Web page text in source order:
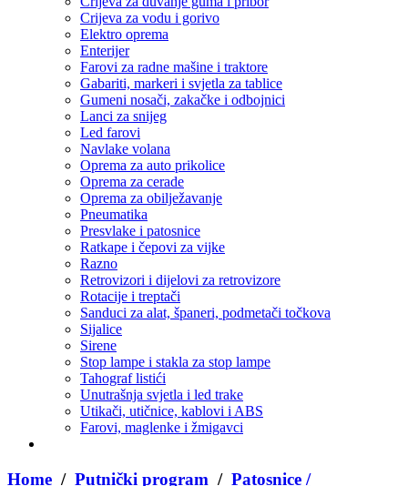
Crijeva za vodu i gorivo
Elektro oprema
Enterijer
Farovi za radne mašine i traktore
Gabariti, markeri i svjetla za tablice
Gumeni nosači, zakačke i odbojnici
Lanci za snijeg
Led farovi
Navlake volana
Oprema za auto prikolice
Oprema za cerade
Oprema za obilježavanje
Pneumatika
Presvlake i patosnice
Ratkape i čepovi za vijke
Razno
Retrovizori i dijelovi za retrovizore
Rotacije i treptači
Sanduci za alat, španeri, podmetači točkova
Sijalice
Sirene
Stop lampe i stakla za stop lampe
Tahograf listići
Unutrašnja svjetla i led trake
Utikači, utičnice, kablovi i ABS
Farovi, maglenke i žmigavci
Home / Putnički program / Patosnice /